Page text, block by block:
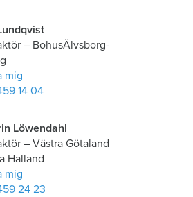
– BohusÄlvsborg-
mig
14 04
Löwendahl
– Västra Götaland
Halland
mig
24 23